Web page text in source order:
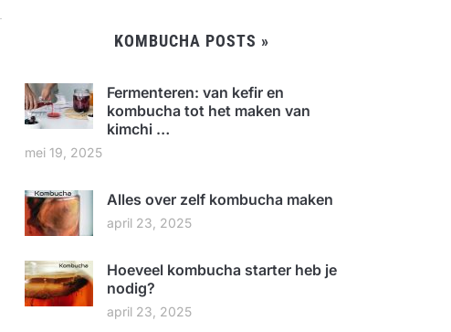
KOMBUCHA POSTS »
Fermenteren: van kefir en
kombucha tot het maken van
kimchi …
mei 19, 2025
Alles over zelf kombucha maken
april 23, 2025
Hoeveel kombucha starter heb je
nodig?
april 23, 2025